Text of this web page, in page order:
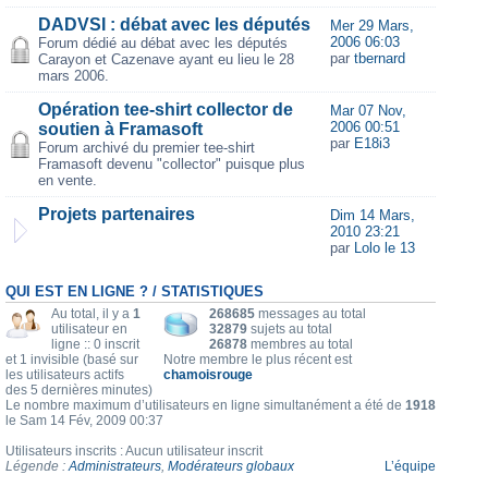
DADVSI : débat avec les députés
Forum dédié au débat avec les députés
Carayon et Cazenave ayant eu lieu le 28
mars 2006.
Mer 29 Mars,
2006 06:03
par tbernard
Opération tee-shirt collector de
soutien à Framasoft
Forum archivé du premier tee-shirt
Framasoft devenu "collector" puisque plus
en vente.
Mar 07 Nov,
2006 00:51
par E18i3
Projets partenaires
Dim 14 Mars,
2010 23:21
par Lolo le 13
QUI EST EN LIGNE ? / STATISTIQUES
268685 messages au total
32879 sujets au total
26878 membres au total
Notre membre le plus récent est
chamoisrouge
Au total, il y a 1
utilisateur en
ligne :: 0 inscrit
et 1 invisible (basé sur
les utilisateurs actifs
des 5 dernières minutes)
Le nombre maximum d’utilisateurs en ligne simultanément a été de 1918
le Sam 14 Fév, 2009 00:37
Utilisateurs inscrits : Aucun utilisateur inscrit
Légende :Administrateurs, Modérateurs globaux L’équipe